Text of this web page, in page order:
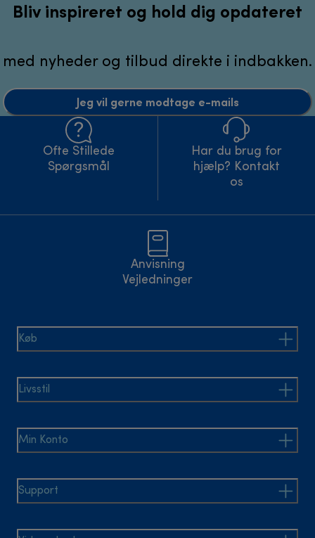
Bliv inspireret og hold dig opdateret
med nyheder og tilbud direkte i indbakken.
Jeg vil gerne modtage e-mails
Ofte Stillede
Spørgsmål
Har du brug for
hjælp? Kontakt
os
Anvisning
Vejledninger
Køb
Livsstil
Min Konto
Support